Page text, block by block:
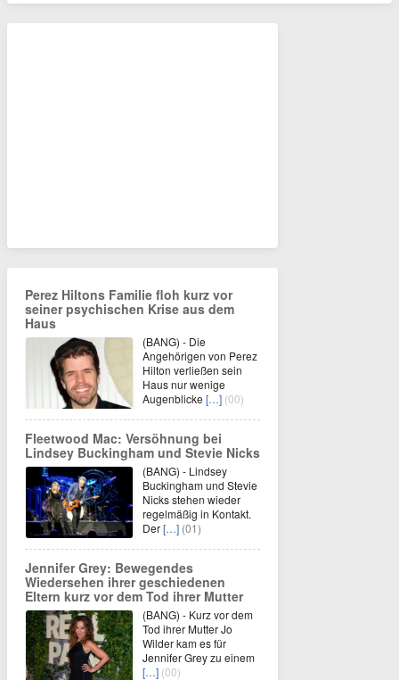
Perez Hiltons Familie floh kurz vor
seiner psychischen Krise aus dem
Haus
(BANG) - Die
Angehörigen von Perez
Hilton verließen sein
Haus nur wenige
Augenblicke […] (00)
Fleetwood Mac: Versöhnung bei
Lindsey Buckingham und Stevie Nicks
(BANG) - Lindsey
Buckingham und Stevie
Nicks stehen wieder
regelmäßig in Kontakt.
Der[…] (01)
Jennifer Grey: Bewegendes
Wiedersehen ihrer geschiedenen
Eltern kurz vor dem Tod ihrer Mutter
(BANG) - Kurz vor dem
Tod ihrer Mutter Jo
Wilder kam es für
Jennifer Grey zu einem
[…] (00)